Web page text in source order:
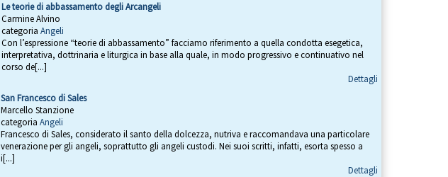
Le teorie di abbassamento degli Arcangeli
Carmine Alvino
categoria Angeli
Con l’espressione “teorie di abbassamento” facciamo riferimento a quella condotta esegetica,
interpretativa, dottrinaria e liturgica in base alla quale, in modo progressivo e continuativo nel
corso de[...]
Dettagli
San Francesco di Sales
Marcello Stanzione
categoria Angeli
Francesco di Sales, considerato il santo della dolcezza, nutriva e raccomandava una particolare
venerazione per gli angeli, soprattutto gli angeli custodi. Nei suoi scritti, infatti, esorta spesso a
i[...]
Dettagli